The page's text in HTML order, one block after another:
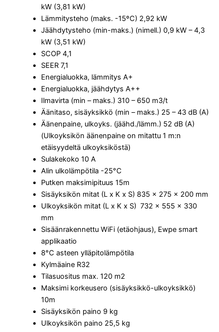
kW (3,81 kW)
Lämmitysteho (maks. -15ºC) 2,92 kW
Jäähdytysteho (min-maks.) (nimell.) 0,9 kW – 4,3
kW (3,51 kW)
SCOP 4,1
SEER 7,1
Energialuokka, lämmitys A+
Energialuokka, jäähdytys A++
Ilmavirta (min – maks.) 310 – 650 m3/t
Äänitaso, sisäyksikkö (min – maks.) 25 – 43 dB (A)
Äänenpaine, ulkoyks. (jäähd./lämm.) 52 dB (A)
(Ulkoyksikön äänenpaine on mitattu 1 m:n
etäisyydeltä ulkoyksiköstä)
Sulakekoko 10 A
Alin ulkolämpötila -25°C
Putken maksimipituus 15m
Sisäyksikön mitat (L x K x S) 835 x 275 x 200 mm
Ulkoyksikön mitat (L x K x S) 732 x 555 x 330
mm
Sisäänrakennettu WiFi (etäohjaus), Ewpe smart
applikaatio
8°C asteen ylläpitolämpötila
Kylmäaine R32
Tilasuositus max. 120 m2
Maksimi korkeusero (sisäyksikkö-ulkoyksikkö)
10m
Sisäyksikön paino 9 kg
Ulkoyksikön paino 25,5 kg